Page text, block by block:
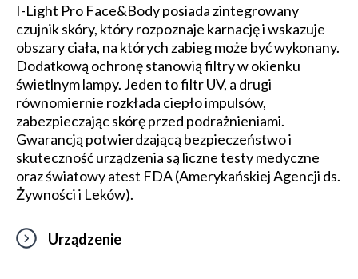
I-Light Pro Face&Body posiada zintegrowany
czujnik skóry, który rozpoznaje karnację i wskazuje
obszary ciała, na których zabieg może być wykonany.
Dodatkową ochronę stanowią filtry w okienku
świetlnym lampy. Jeden to filtr UV, a drugi
równomiernie rozkłada ciepło impulsów,
zabezpieczając skórę przed podrażnieniami.
Gwarancją potwierdzającą bezpieczeństwo i
skuteczność urządzenia są liczne testy medyczne
oraz światowy atest FDA (Amerykańskiej Agencji ds.
Żywności i Leków).
Urządzenie